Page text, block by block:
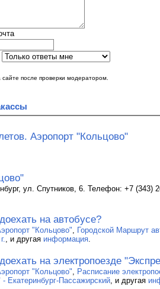
после проверки модератором.
Аэропорт "Кольцово"
ул. Спутников, 6. Телефон: +7 (343)
на автобусе?
"Кольцово" Городской Маршрут
, и другая информация
на электропоезде
"Кольцово"
Расписание
Екатеринбург-Пассажирский , и другая